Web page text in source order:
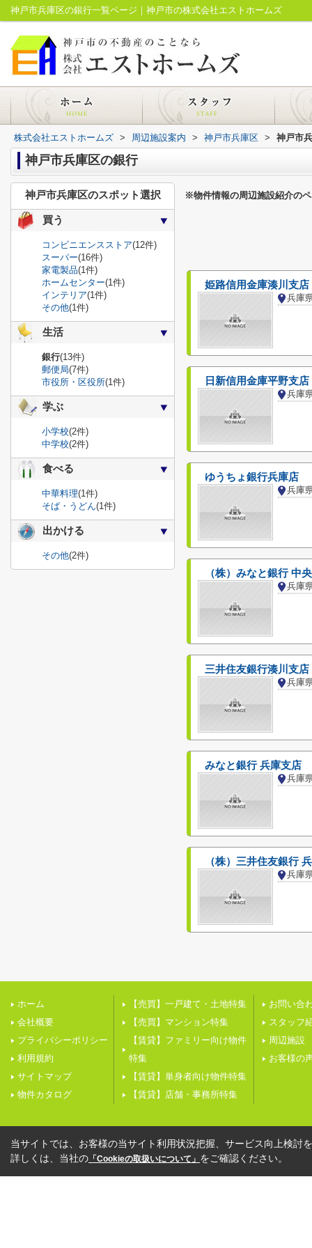
神戸市兵庫区の銀行一覧ページ｜神戸市の株式会社エストホームズ
株式会社エストホームズ > 周辺施設案内 > 神戸市兵庫区 > 神戸市
神戸市兵庫区の銀行
※物件情報の周辺施設紹介の
姫路信用金庫湊川支店
日新信用金庫平野支店
兵庫
ゆうちょ銀行兵庫店
（株）みなと銀行 中
三井住友銀行湊川支店
みなと銀行 兵庫支店
（株）三井住友銀行
兵庫
神戸市兵庫区のスポット選択
買う
コンビニエンスストア(12件)
スーパー(16件)
家電製品(1件)
ホームセンター(1件)
インテリア(1件)
その他(1件)
生活
銀行(13件)
郵便局(7件)
市役所・区役所(1件)
学ぶ
小学校(2件)
中学校(2件)
食べる
中華料理(1件)
そば・うどん(1件)
出かける
その他(2件)
ホーム
会社概要
プライバシーポリシー
利用規約
サイトマップ
物件カタログ
【売買】一戸建て・土地特集
【売買】マンション特集
【賃貸】ファミリー向け物件
特集
【賃貸】単身者向け物件特集
【賃貸】店舗・事務所特集
お問い合
スタッフ
周辺施設
お客様の
当サイトでは、お客様の当サイト利用状況把握、サービス向上検討
詳しくは、当社の 「Cookieの取扱いについて」 をご確認ください。